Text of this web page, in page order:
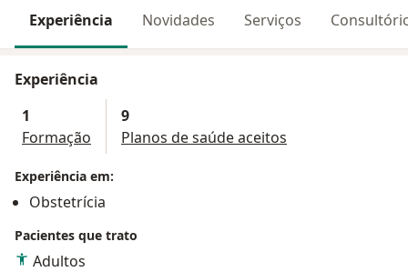
Experiência Novidades Serviços
Experiência
1
Formação
9
Planos de saúde aceitos
Experiência em:
Obstetrícia
Pacientes que trato
Adultos